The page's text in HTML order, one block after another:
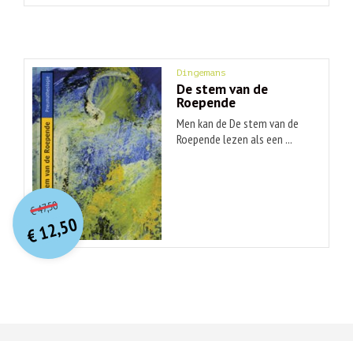
Dingemans
De stem van de
Roepende
Men kan de De stem van de
Roepende lezen als een ...
€47,50O
orspr
onkelijke
prijs
was:
€ 47,50.
€12,50
Huidige
prijs
is:€ 12,50.